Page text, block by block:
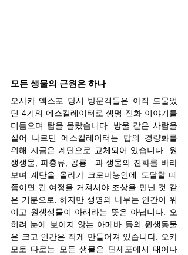
모든 생물의 근원은 하나
오사카 엑스포 당시 방문객들은 아직 드물었
던 4기의 에스컬레이터로 생명 진화 이야기를
더듬으며 탑을 올랐습니다. 방울 같은 사람을
실어 나르던 에스컬레이터는 탑의 경량화를
위해 지금은 계단으로 교체되어 있습니다. 원
생생물, 파충류, 공룡…과 생물의 진화를 바라
보며 계단을 올라가 크로마뇽인에 도달할 때
쯤이면 긴 여정을 거쳐서야 조상을 만난 것 같
은 기분으로. 하지만 생명의 나무는 인간이 위
이고 원생생물이 아래라는 뜻은 아닙니다. 오
히려 눈에 보이지 않는 아메바 등의 원생동물
은 크고 인간은 작게 만들어져 있습니다. 오카
모토 타로는 모든 생물은 단세포에서 태어나